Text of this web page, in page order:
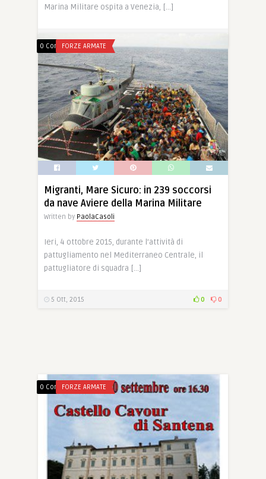
Marina Militare ospita a Venezia, […]
20 Ott, 2015
0 CommentsFORZE ARMATE
Migranti, Mare Sicuro: in 239 soccorsi
da nave Aviere della Marina Militare
Written by PaolaCasoli
Ieri, 4 ottobre 2015, durante l’attività di
pattugliamento nel Mediterraneo Centrale, il
pattugliatore di squadra […]
5 Ott, 2015 0 0
0 CommentsFORZE ARMATE